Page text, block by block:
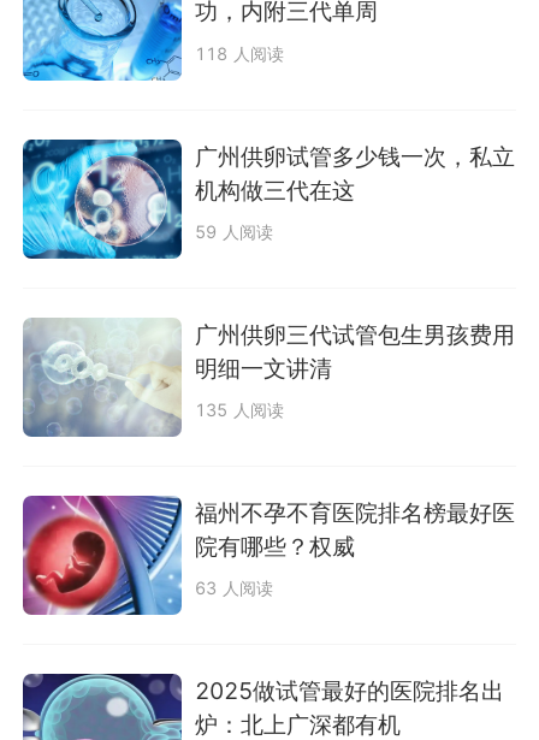
功，内附三代单周
118 人阅读
广州供卵试管多少钱一次，私立
机构做三代在这
59 人阅读
广州供卵三代试管包生男孩费用
明细一文讲清
135 人阅读
福州不孕不育医院排名榜最好医
院有哪些？权威
63 人阅读
2025做试管最好的医院排名出
炉：北上广深都有机